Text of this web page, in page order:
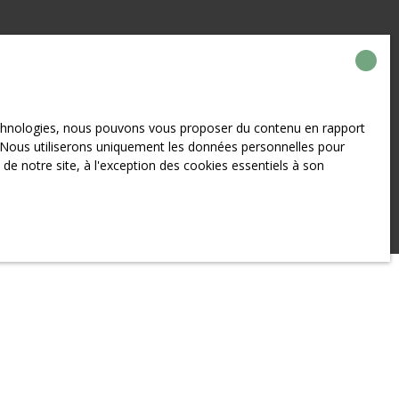
nous pouvons vous proposer du contenu en rapport
utiliserons uniquement les données personnelles pour
notre site, à l'exception des cookies essentiels à son